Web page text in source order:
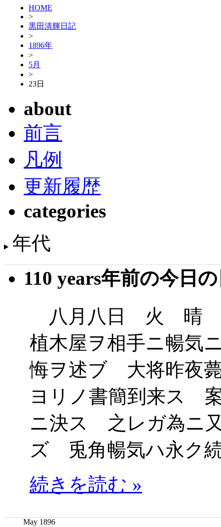
HOME
>
黒田清輝日記
>
1896年
>
5月
>
23日
about
前言
凡例
更新履歴
categories
年代
110 years年前の今日
八月八日 火 晴
植木屋ヲ相手ニ暢気
悔ヲ述ブ 大将昨夜
ヨリノ書簡到来ス
ニ決ス 之レガ為ニ
ズ 兎角暢気ハ永ク
続きを読む »
May 1896